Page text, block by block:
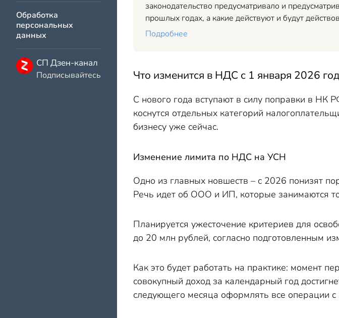
Обработка
персональных
данных
СП Дзен-канал
Подписывайтесь
законодательство предусматривало и
прошлых годах, а какие действуют и будут
Подробнее
Что изменится в НДС с 1 января 2026
С нового года вступают в силу поправки в НК
коснутся отдельных категорий
бизнесу уже сейчас.
Изменение лимита по НДС на УСН
Одно из главных новшеств – с 2026 понизят
Речь идет об ООО и ИП, которые занимаются
Планируется ужесточение критериев для
до 20 млн рублей, согласно подготовленным
Как это будет работать на практике: момент
совокупный доход за календарный год
следующего месяца оформлять все операции